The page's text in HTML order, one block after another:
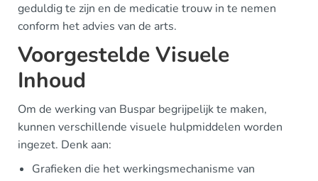
geduldig te zijn en de medicatie trouw in te nemen
conform het advies van de arts.
Voorgestelde Visuele
Inhoud
Om de werking van Buspar begrijpelijk te maken,
kunnen verschillende visuele hulpmiddelen worden
ingezet. Denk aan:
Grafieken die het werkingsmechanisme van